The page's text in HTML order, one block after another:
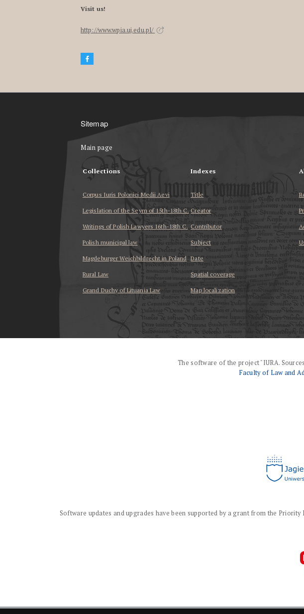
Visit us!
http://www.wpia.uj.edu.pl/
Sitemap
Main page
Collections
Corpus Iuris Polonici Medii Aevi
Legislation of the Seym of 15th-18th C.
Writings of Polish Lawyers 16th-18th C.
Polish municipal law
Magdeburger Weichbildrecht in Poland
Rural Law
Grand Duchy of Lituania Law
Indexes
Title
Creator
Contributor
Subject
Date
Spatial coverage
Map localization
The software of the project "IURA.
Faculty of Law and
Software updates and upgrades have been supported by a grant from the